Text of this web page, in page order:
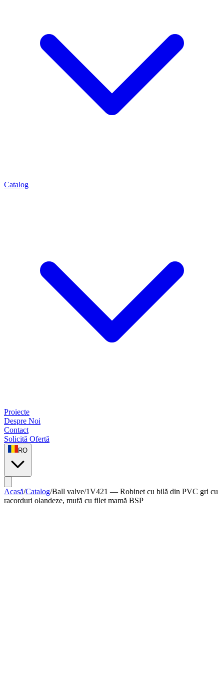
Catalog
Proiecte
Despre Noi
Contact
Solicită Ofertă
RO
Acasă/Catalog/Ball valve/1V421 — Robinet cu bilă din PVC gri cu
racorduri olandeze, mufă cu filet mamă BSP